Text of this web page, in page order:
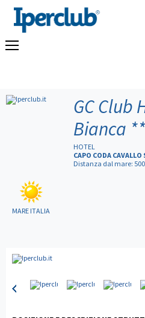
GC Club
Bianca
HOTEL
CAPO CODA
Distanza dal mare:
MARE ITALIA